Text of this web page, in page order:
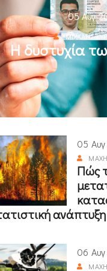
05 Αυγ
ΜΙΧΆΛΗΣ
Η δυστυχία
05
Πώς
ανάπτυξη
06